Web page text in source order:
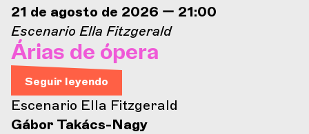
21 de agosto de 2026 — 21:00
Escenario Ella Fitzgerald
Árias de ópera
Seguir leyendo
Escenario Ella Fitzgerald
Gábor Takács-Nagy